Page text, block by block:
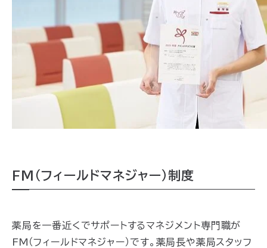
FM（フィールドマネジャー）制度
薬局を一番近くでサポートするマネジメント専門職が
FM（フィールドマネジャー） です。薬局長や薬局スタッフ